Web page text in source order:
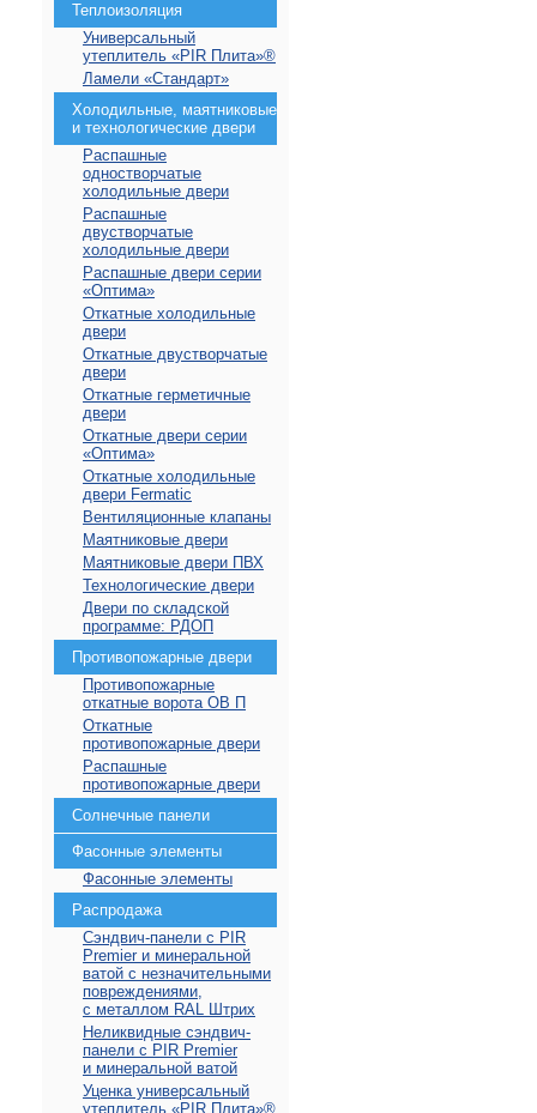
Теплоизоляция
Универсальный
утеплитель «PIR Плита»®
Ламели «Стандарт»
Холодильные, маятниковые
и технологические двери
Распашные
одностворчатые
холодильные двери
Распашные
двустворчатые
холодильные двери
Распашные двери серии
«Оптима»
Откатные холодильные
двери
Откатные двустворчатые
двери
Откатные герметичные
двери
Откатные двери серии
«Оптима»
Откатные холодильные
двери Fermatic
Вентиляционные клапаны
Маятниковые двери
Маятниковые двери ПВХ
Технологические двери
Двери по складской
программе: РДОП
Противопожарные двери
Противопожарные
откатные ворота ОВ П
Откатные
противопожарные двери
Распашные
противопожарные двери
Солнечные панели
Фасонные элементы
Фасонные элементы
Распродажа
Сэндвич-панели с PIR
Premier и минеральной
ватой с незначительными
повреждениями,
с металлом RAL Штрих
Неликвидные сэндвич-
панели с PIR Premier
и минеральной ватой
Уценка универсальный
утеплитель «PIR Плита»⁠®